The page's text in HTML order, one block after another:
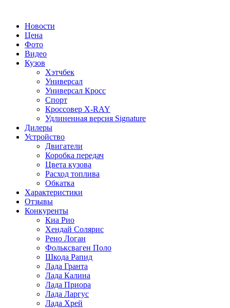
Новости
Цена
Фото
Видео
Кузов
Хэтчбек
Универсал
Универсал Кросс
Спорт
Кроссовер X-RAY
Удлиненная версия Signature
Дилеры
Устройство
Двигатели
Коробка передач
Цвета кузова
Расход топлива
Обкатка
Характеристики
Отзывы
Конкуренты
Киа Рио
Хендай Солярис
Рено Логан
Фольксваген Поло
Шкода Рапид
Лада Гранта
Лада Калина
Лада Приора
Лада Ларгус
Лада Хрей